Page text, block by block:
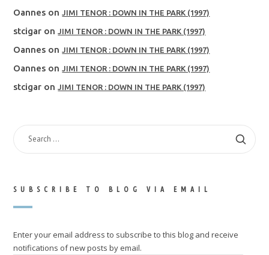
Oannes onJIMI TENOR : DOWN IN THE PARK (1997)
stcigar onJIMI TENOR : DOWN IN THE PARK (1997)
Oannes onJIMI TENOR : DOWN IN THE PARK (1997)
Oannes onJIMI TENOR : DOWN IN THE PARK (1997)
stcigar onJIMI TENOR : DOWN IN THE PARK (1997)
SEARCH
FOR:
SUBSCRIBE TO BLOG VIA EMAIL
Enter your email address to subscribe to this blog and receive
notifications of new posts by email.